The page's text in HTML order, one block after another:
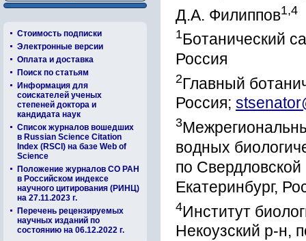
Стоимость подписки
Электронные версии
Оплата и доставка
Поиск по статьям
Информация для
соискателей ученых
степеней доктора и
кандидата наук
Список журналов вошедших
в Russian Science Citation
Index (RSCI) на базе Web of
Science
Положение журналов СО РАН
в Российском индексе
научного цитирования (РИНЦ)
на 27.11.2023 г.
Перечень рецензируемых
научных изданий по
состоянию на 06.12.2022 г.
Д.А. Филиппов1,4
1Ботанический
Россия
2Главный
Россия;
3
водных
по
Екатеринбург,
4Институт
Некоузский р-н,